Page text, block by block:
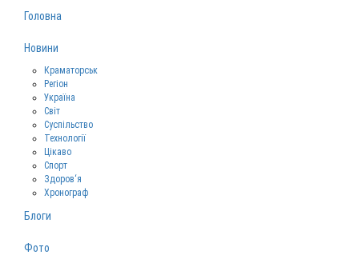
Головна
Новини
Краматорськ
Регіон
Україна
Світ
Суспільство
Технології
Цікаво
Спорт
Здоров‘я
Хронограф
Блоги
Фото